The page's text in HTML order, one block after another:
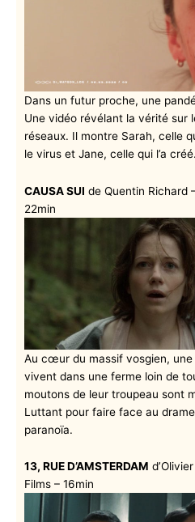
Dans un futur proche, une
Une vidéo révélant la vérité sur
réseaux. Il montre Sarah, celle
le virus et Jane, celle qui l’a
CAUSA SUI de Quentin Richard
22min
Au cœur du massif vosgien,
vivent dans une ferme loin de
moutons de leur troupeau sont
Luttant pour faire face au
paranoïa.
13, RUE D’AMSTERDAM
Films – 16min